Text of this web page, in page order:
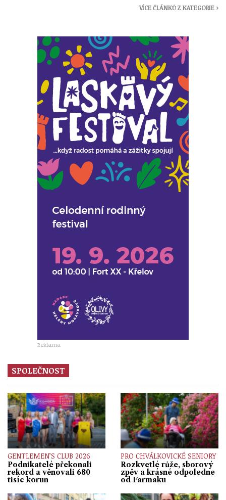
VÍCE ČLÁNKŮ Z KATEGORIE ›
Reklama
SPOLEČNOST
GENTLEMEN’S CLUB 2026
Podnikatelé překonali
rekord a věnovali 680
tisíc korun
PRO CHVÁLKOVICKÉ SENIORY
Rozkvetlé růže, sborový
zpěv a krásné odpoledne
od Farmaku